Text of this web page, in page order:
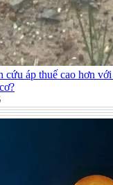
cứu áp thuế cao hơn